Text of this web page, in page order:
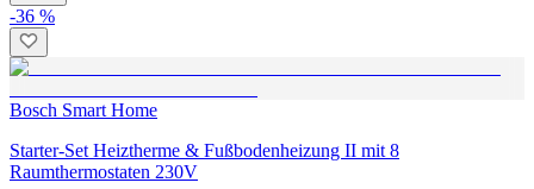
-36 %
Bosch Smart Home
Starter-Set Heiztherme & Fußbodenheizung II mit 8
Raumthermostaten 230V